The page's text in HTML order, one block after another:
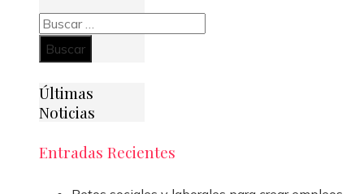
Buscar:
Últimas
Noticias
Entradas Recientes